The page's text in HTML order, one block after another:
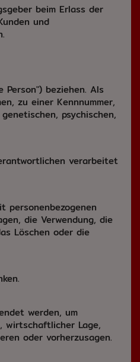
beim Erlass der
und
beziehen. Als
zu einer Kennnummer,
psychischen,
verarbeitet
personenbezogenen
die Verwendung, die
Löschen oder die
werden, um
wirtschaftlicher Lage,
oder vorherzusagen.